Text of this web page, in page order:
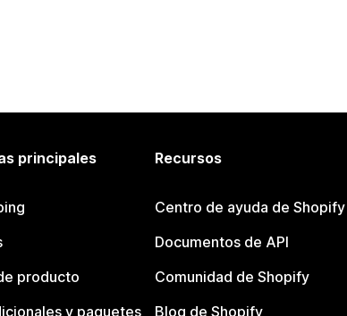
principales
producto
y paquetes
Recursos
Centro de ayuda de Shopify
Documentos de API
Comunidad de Shopify
Blog de Shopify